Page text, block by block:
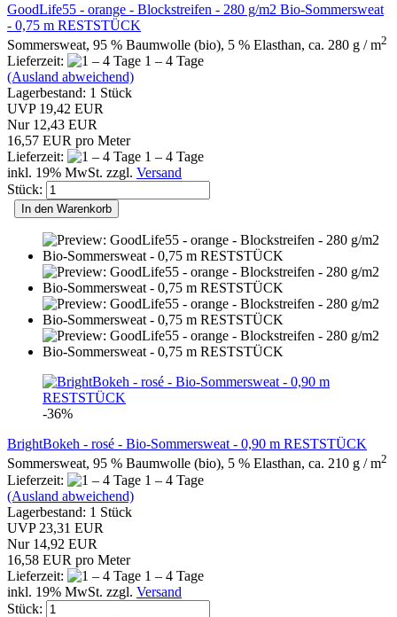
GoodLife55 - orange - Blockstreifen - 280 g/m2 Bio-Sommersweat
- 0,75 m RESTSTÜCK
Sommersweat, 95 % Baumwolle (bio), 5 % Elasthan, ca. 280 g / m2
Lieferzeit:
1 – 4 Tage
(Ausland abweichend)
Lagerbestand: 1 Stück
UVP 19,42 EUR
Nur 12,43 EUR
16,57 EUR pro Meter
Lieferzeit:
1 – 4 Tage
inkl. 19% MwSt. zzgl. Versand
Stück:
In den Warenkorb
-36%
BrightBokeh - rosé - Bio-Sommersweat - 0,90 m RESTSTÜCK
Sommersweat, 95 % Baumwolle (bio), 5 % Elasthan, ca. 210 g / m2
Lieferzeit:
1 – 4 Tage
(Ausland abweichend)
Lagerbestand: 1 Stück
UVP 23,31 EUR
Nur 14,92 EUR
16,58 EUR pro Meter
Lieferzeit:
1 – 4 Tage
inkl. 19% MwSt. zzgl. Versand
Stück: